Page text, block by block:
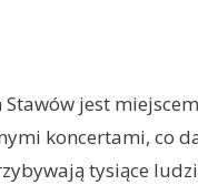
jest
koncertami, co
tysiące